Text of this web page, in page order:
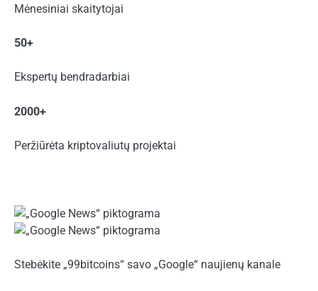
Mėnesiniai skaitytojai
50+
Ekspertų bendradarbiai
2000+
Peržiūrėta kriptovaliutų projektai
Stebėkite „99bitcoins“ savo „Google“ naujienų kanale